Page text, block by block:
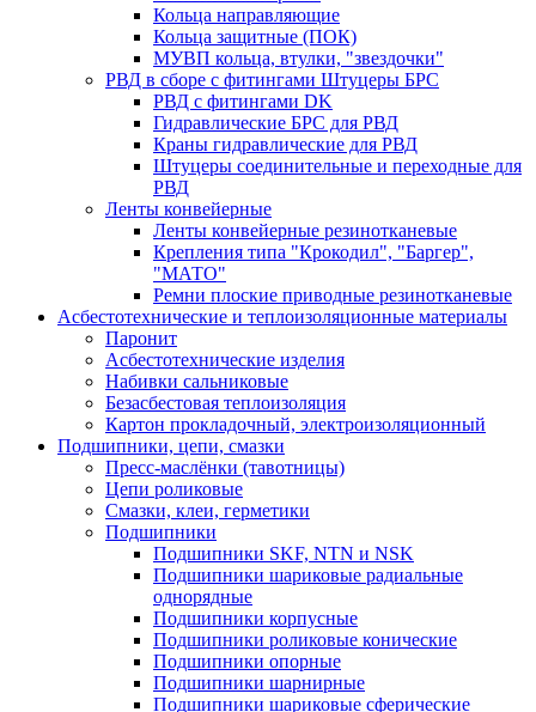
Кольца направляющие
Кольца защитные (ПОК)
МУВП кольца, втулки, "звездочки"
РВД в сборе с фитингами Штуцеры БРС
РВД с фитингами DK
Гидравлические БРС для РВД
Краны гидравлические для РВД
Штуцеры соединительные и переходные для
РВД
Ленты конвейерные
Ленты конвейерные резинотканевые
Крепления типа "Крокодил", "Баргер",
"МАТО"
Ремни плоские приводные резинотканевые
Асбестотехнические и теплоизоляционные материалы
Паронит
Асбестотехнические изделия
Набивки сальниковые
Безасбестовая теплоизоляция
Картон прокладочный, электроизоляционный
Подшипники, цепи, смазки
Пресс-маслёнки (тавотницы)
Цепи роликовые
Смазки, клеи, герметики
Подшипники
Подшипники SKF, NTN и NSK
Подшипники шариковые радиальные
однорядные
Подшипники корпусные
Подшипники роликовые конические
Подшипники опорные
Подшипники шарнирные
Подшипники шариковые сферические